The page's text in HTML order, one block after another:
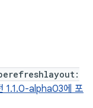
1.1.0-alpha03에 포